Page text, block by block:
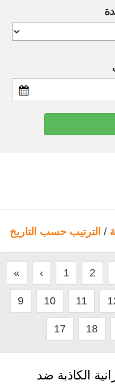
/ الترتيب حسب التاريخ
« ‹ 1 2
9 10 11
17 18
الكاذبة ضد